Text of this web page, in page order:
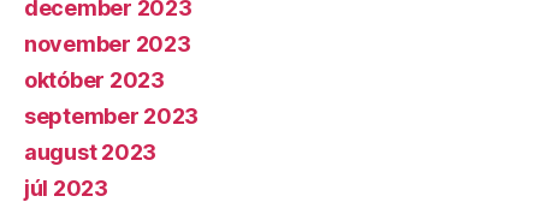
december 2023
november 2023
október 2023
september 2023
august 2023
júl 2023